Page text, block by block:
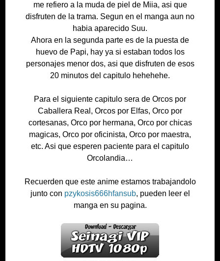
me refiero a la muda de piel de Miia, asi que
disfruten de la trama. Segun en el manga aun no
habia aparecido Suu.
Ahora en la segunda parte es de la puesta de
huevo de Papi, hay ya si estaban todos los
personajes menor dos, asi que disfruten de esos
20 minutos del capitulo hehehehe.
Para el siguiente capitulo sera de Orcos por
Caballera Real, Orcos por Elfas, Orco por
cortesanas, Orco por hermana, Orco por chicas
magicas, Orco por oficinista, Orco por maestra,
etc. Asi que esperen paciente para el capitulo
Orcolandia…
Recuerden que este anime estamos trabajandolo
junto con pzykosis666hfansub, pueden leer el
manga en su pagina.